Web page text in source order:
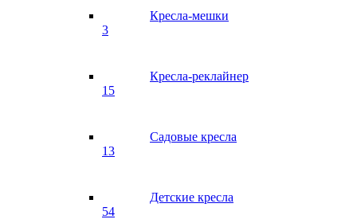
Кресла-мешки
3
Кресла-реклайнер
15
Садовые кресла
13
Детские кресла
54